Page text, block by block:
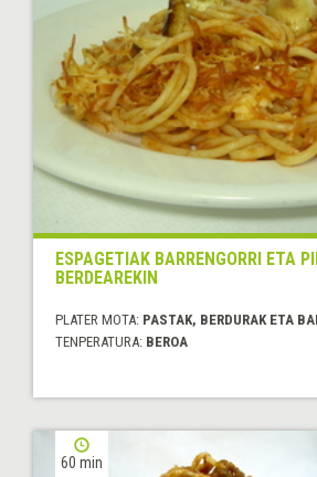
ESPAGETIAK BARRENGORRI ETA
BERDEAREKIN
PLATER MOTA: PASTAK, BERDURAK ETA
TENPERATURA: BEROA
60 min